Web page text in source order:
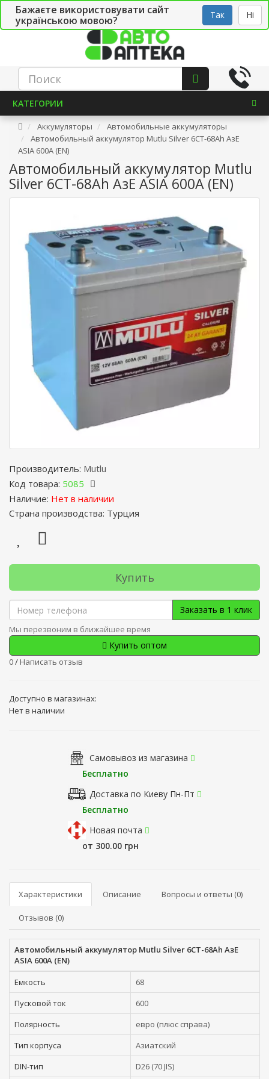
Бажаєте використовувати сайт
українською мовою?
Так Ні
СТО Укр
КАТЕГОРИИ
Аккумуляторы
Автомобильные аккумуляторы
Автомобильный аккумулятор Mutlu Silver 6СТ-68Ah АзЕ
ASIA 600A (EN)
Автомобильный аккумулятор Mutlu
Silver 6СТ-68Ah АзЕ ASIA 600A (EN)
Производитель: Mutlu
Код товара: 5085
Наличие: Нет в наличии
Страна производства: Турция
Купить
Заказать в 1 клик
Мы перезвоним в ближайшее время
Купить оптом
0/ Написать отзыв
Доступно в магазинах:
Нет в наличии
Самовывоз из магазина
Бесплатно
Доставка по Киеву Пн-Пт
Бесплатно
Новая почта
от 300.00 грн
Характеристики Описание Вопросы и ответы (0)
Отзывов (0)
Автомобильный аккумулятор Mutlu Silver 6СТ-68Ah АзЕ
ASIA 600A (EN)
Емкость
68
Пусковой ток
600
Полярность
евро (плюс справа)
Тип корпуса
Азиатский
DIN-тип
D26 (70 JIS)